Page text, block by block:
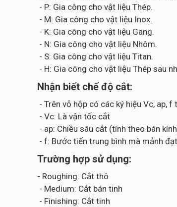
- P: Gia công cho vật liệu Thép.
- M: Gia công cho vật liệu Inox.
- K: Gia công cho vật liệu Gang.
- N: Gia công cho vật liệu Nhôm.
- S: Gia công cho vật liệu Titan.
- H: Gia công cho vật liệu Thép sau
Nhận biết chế độ cắt:
- Trên vỏ hộp có các ký hiệu Vc, ap,
- Vc: Là vận tốc cắt
- ap: Chiều sâu cắt (tính theo bán
- f: Bước tiến trung bình mà mảnh
Trường hợp sử dụng:
- Roughing: Cắt thô
- Medium: Cắt bán tinh
- Finishing: Cắt tinh